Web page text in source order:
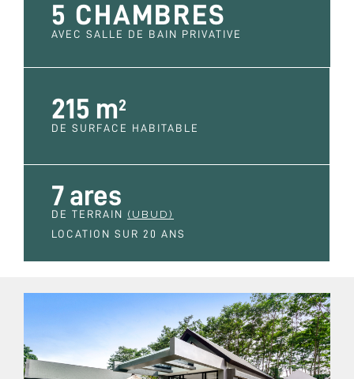
7 ares
DE TERRAIN (UBUD)
LOCATION SUR 20 ANS
215 m2
DE SURFACE HABITABLE
5 CHAMBRES
AVEC SALLE DE BAIN PRIVATIVE